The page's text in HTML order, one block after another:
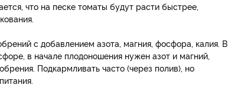
что на песке томаты будут расти быстрее,
с добавлением азота, магния, фосфора, калия. В
в начале плодоношения нужен азот и магний,
Подкармливать часто (через полив), но